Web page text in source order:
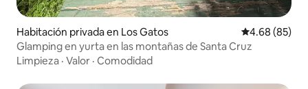
Habitación privada en Los Gatos Calificación
4.68 (85)
Glamping en yurta en las montañas de Santa Cruz
Limpieza · Valor · Comodidad